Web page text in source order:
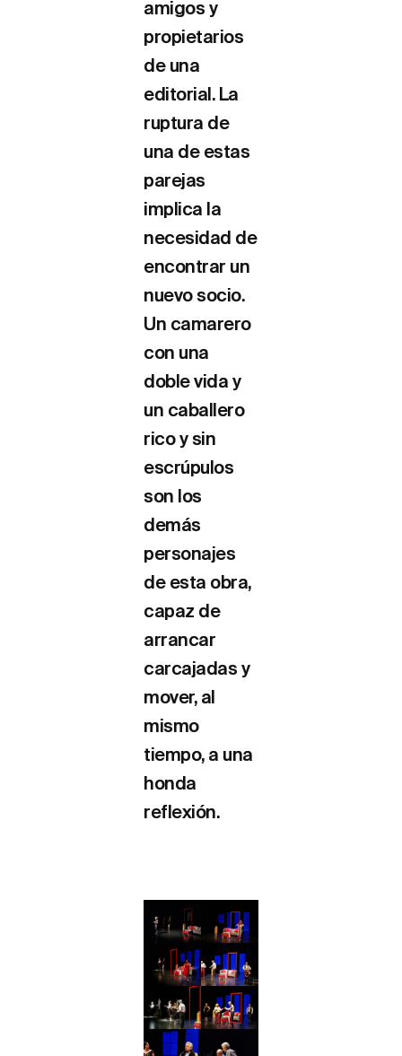
amigos y
propietarios
de una
editorial. La
ruptura de
una de estas
parejas
implica la
necesidad de
encontrar un
nuevo socio.
Un camarero
con una
doble vida y
un caballero
rico y sin
escrúpulos
son los
demás
personajes
de esta obra,
capaz de
arrancar
carcajadas y
mover, al
mismo
tiempo, a una
honda
reflexión.